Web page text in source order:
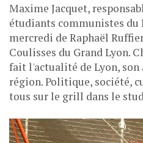
Maxime Jacquet,
étudiants communistes du
mercredi de Raphaël
Coulisses du Grand Lyon.
fait l'actualité de Lyon,
région. Politique, société,
tous sur le grill dans le